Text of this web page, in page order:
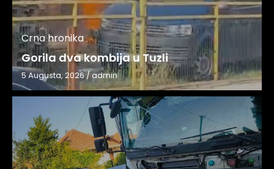
Crna hronika
Gorila dva kombija u Tuzli
5 Augusta, 2026/admin